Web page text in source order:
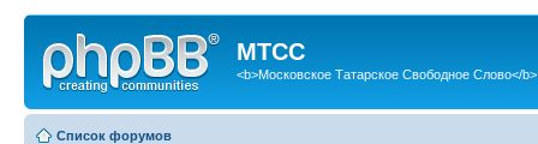
МТСС
<b>Московское Татарское Свободное Слово</b>
Список форумов